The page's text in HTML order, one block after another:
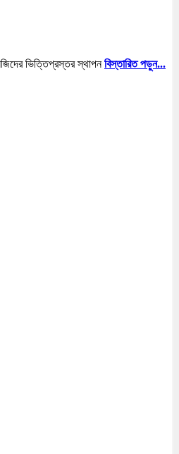
ভিত্তিপ্রস্তর স্থাপনবিস্তারিত পড়ুন...